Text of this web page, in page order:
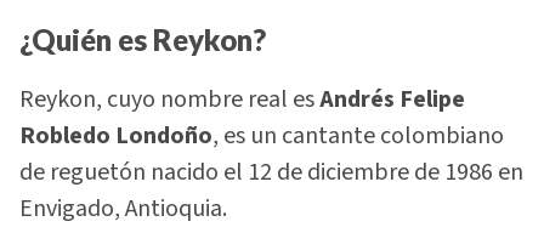
¿Quién es Reykon?
Reykon, cuyo nombre real esAndrés Felipe
Robledo Londoño, es un cantante colombiano
de reguetón nacido el 12 de diciembre de 1986 en
Envigado, Antioquia.